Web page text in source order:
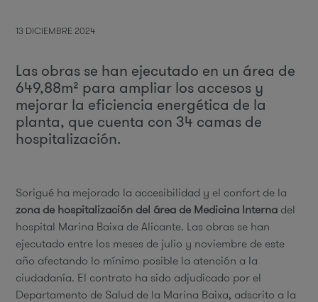
13 DICIEMBRE 2024
Las obras se han ejecutado en un área de
649,88m² para ampliar los accesos y
mejorar la eficiencia energética de la
planta, que cuenta con 34 camas de
hospitalización.
Sorigué ha mejorado la accesibilidad y el confort de la
zona de hospitalización del área de Medicina Internadel
hospital Marina Baixa de Alicante. Las obras se han
ejecutado entre los meses de julio y noviembre de este
año afectando lo mínimo posible la atención a la
ciudadanía. El contrato ha sido adjudicado por el
Departamento de Salud de la Marina Baixa, adscrito a la